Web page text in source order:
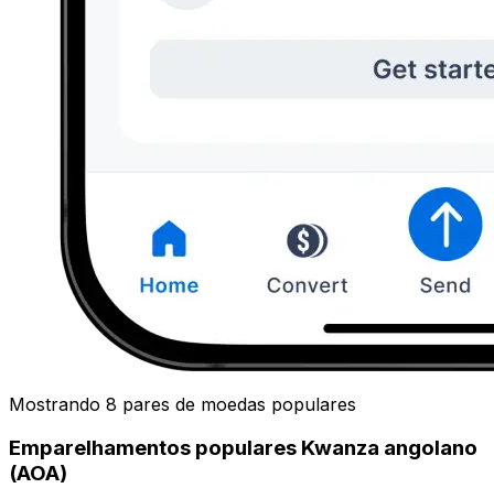
Mostrando 8 pares de moedas populares
Emparelhamentos populares Kwanza angolano
(AOA)